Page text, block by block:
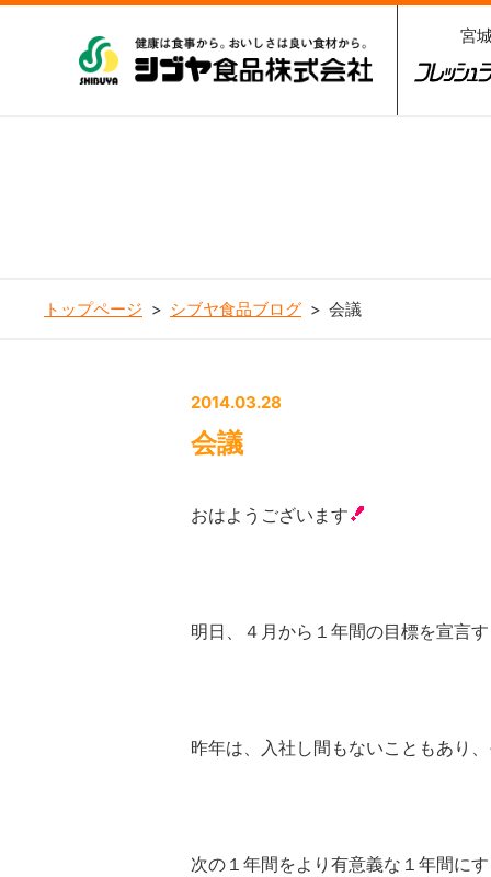
宮
トップページ シブヤ食品ブログ 会議
2014.03.28
会議
おはようございます
明日、４月から１年間の目標を宣言
昨年は、入社し間もないこともあり
次の１年間をより有意義な１年間に